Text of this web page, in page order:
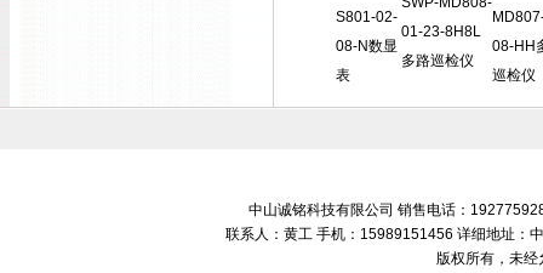
S801-02-
08-N数显
表
01-23-8H8L
多路巡检仪
08-HH
巡检仪
中山诚铭科技有限公司 销售电话：
联系人：黄工 手机：15989151456 详细地址：
版权所有，未经